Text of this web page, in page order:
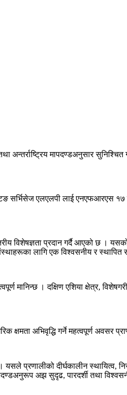
अन्तर्राष्ट्रिय मापदण्डअनुसार
सर्भिसेज एलएलपी लाई एनएफआरएस १७
विशेषज्ञता प्रदान गर्दै आएको छ । यसको
लागि एक विश्वसनीय र स्थापित
मानिन्छ । दक्षिण एशिया क्षेत्र,
क्षमता अभिवृद्धि गर्ने महत्वपूर्ण अवसर
प्रणालीको दीर्घकालीन स्थायित्व,
अझ सुदृढ, पारदर्शी तथा